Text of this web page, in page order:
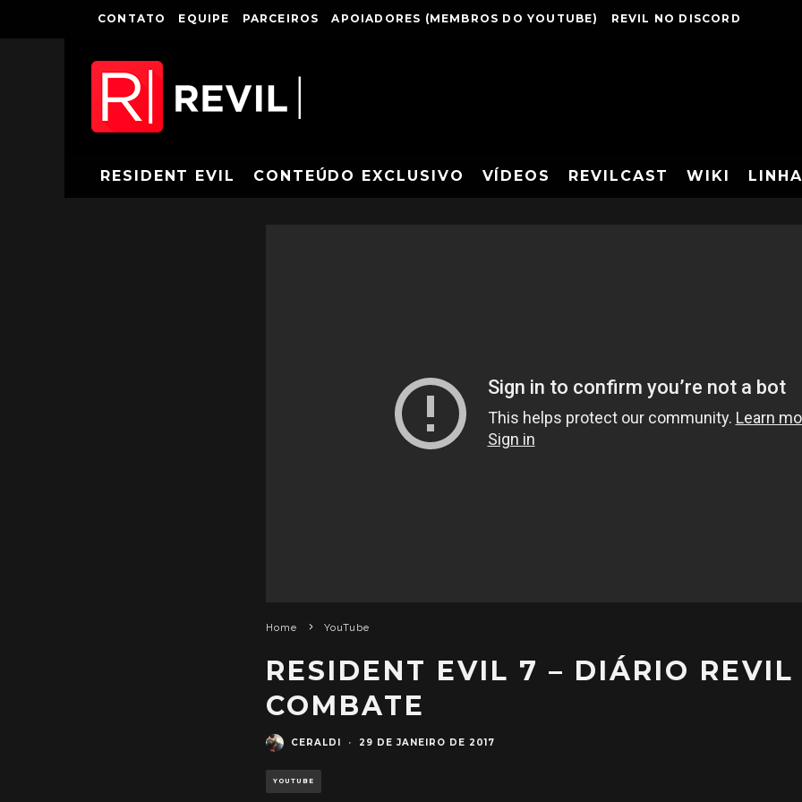
CONTATO EQUIPE PARCEIROS APOIADORES (MEMBROS DO YOUTUBE) REVIL NO DISCORD
RESIDENT EVIL CONTEÚDO EXCLUSIVO VÍDEOS REVILCAST WIKI
Home YouTube
RESIDENT EVIL 7 – DIÁRIO
COMBATE
CERALDI · 29 DE JANEIRO DE 2017
YOUTUBE